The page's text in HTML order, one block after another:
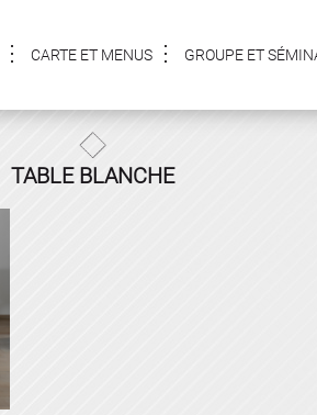
CARTE ET MENUS GROUPE ET
TABLE BLANCHE